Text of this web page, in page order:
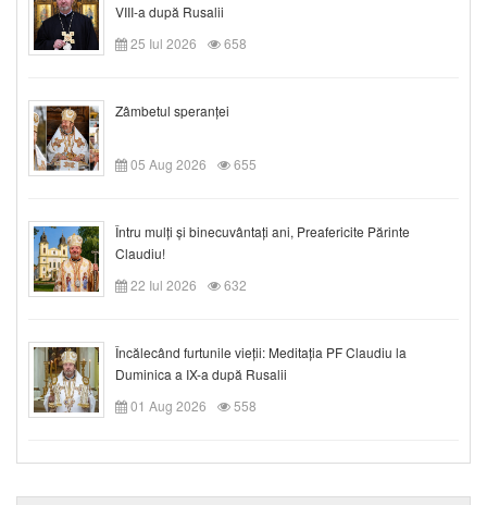
VIII-a după Rusalii
25 Iul 2026
658
Zâmbetul speranței
05 Aug 2026 655
Întru mulți și binecuvântați ani, Preafericite Părinte
Claudiu!
22 Iul 2026
632
Încălecând furtunile vieții: Meditația PF Claudiu la
Duminica a IX-a după Rusalii
01 Aug 2026
558